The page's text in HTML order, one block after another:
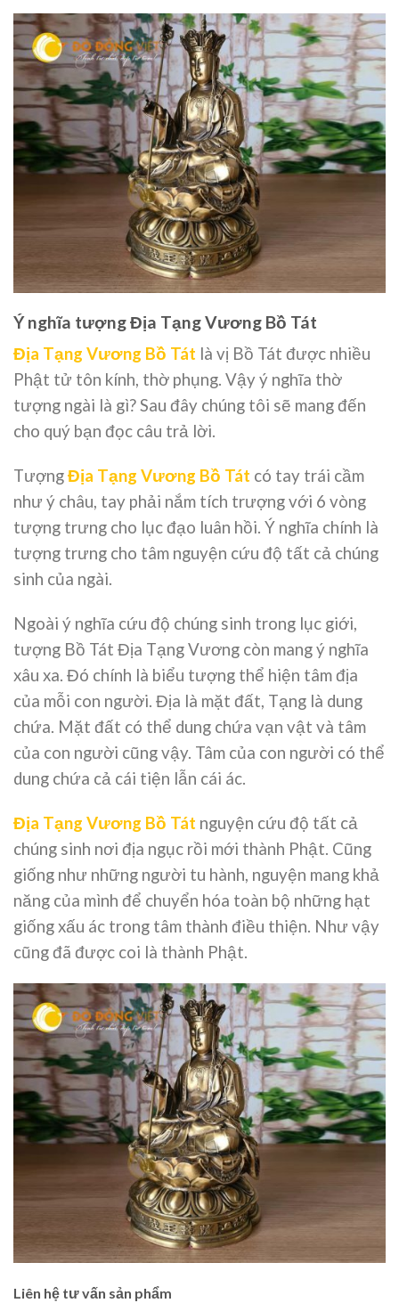
Ý nghĩa tượng Địa Tạng Vương Bồ Tát
Địa Tạng Vương Bồ Tát là vị Bồ Tát được nhiều
Phật tử tôn kính, thờ phụng. Vậy ý nghĩa thờ
tượng ngài là gì? Sau đây chúng tôi sẽ mang đến
cho quý bạn đọc câu trả lời.
TượngĐịa Tạng Vương Bồ Tát có tay trái cầm
như ý châu, tay phải nắm tích trượng với 6 vòng
tượng trưng cho lục đạo luân hồi. Ý nghĩa chính là
tượng trưng cho tâm nguyện cứu độ tất cả chúng
sinh của ngài.
Ngoài ý nghĩa cứu độ chúng sinh trong lục giới,
tượng Bồ Tát Địa Tạng Vương còn mang ý nghĩa
xâu xa. Đó chính là biểu tượng thể hiện tâm địa
của mỗi con người. Địa là mặt đất, Tạng là dung
chứa. Mặt đất có thể dung chứa vạn vật và tâm
của con người cũng vậy. Tâm của con người có thể
dung chứa cả cái tiện lẫn cái ác.
Địa Tạng Vương Bồ Tát nguyện cứu độ tất cả
chúng sinh nơi địa ngục rồi mới thành Phật. Cũng
giống như những người tu hành, nguyện mang khả
năng của mình để chuyển hóa toàn bộ những hạt
giống xấu ác trong tâm thành điều thiện. Như vậy
cũng đã được coi là thành Phật.
Liên hệ tư vấn sản phẩm